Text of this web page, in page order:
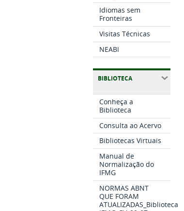
Idiomas sem
Fronteiras
Visitas Técnicas
NEABI
BIBLIOTECA
Conheça a
Biblioteca
Consulta ao Acervo
Bibliotecas Virtuais
Manual de
Normalização do
IFMG
NORMAS ABNT
QUE FORAM
ATUALIZADAS_Biblioteca